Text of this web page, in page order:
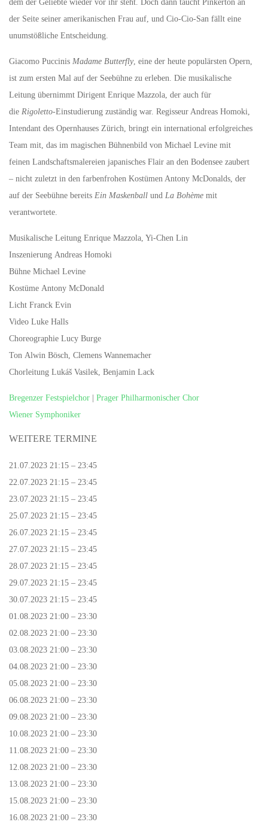
dem der Geliebte wieder vor ihr steht. Doch dann taucht Pinkerton an
der Seite seiner amerikanischen Frau auf, und Cio-Cio-San fällt eine
unumstößliche Entscheidung.
Giacomo Puccinis Madame Butterfly, eine der heute populärsten Opern,
ist zum ersten Mal auf der Seebühne zu erleben. Die musikalische
Leitung übernimmt Dirigent Enrique Mazzola, der auch für
die Rigoletto-Einstudierung zuständig war. Regisseur Andreas Homoki,
Intendant des Opernhauses Zürich, bringt ein international erfolgreiches
Team mit, das im magischen Bühnenbild von Michael Levine mit
feinen Landschaftsmalereien japanisches Flair an den Bodensee zaubert
– nicht zuletzt in den farbenfrohen Kostümen Antony McDonalds, der
auf der Seebühne bereits Ein Maskenball und La Bohème mit
verantwortete.
Musikalische Leitung Enrique Mazzola, Yi-Chen Lin
Inszenierung Andreas Homoki
Bühne Michael Levine
Kostüme Antony McDonald
Licht Franck Evin
Video Luke Halls
Choreographie Lucy Burge
Ton Alwin Bösch, Clemens Wannemacher
Chorleitung Lukáš Vasilek, Benjamin Lack
Bregenzer Festspielchor
Prager Philharmonischer Chor
Wiener Symphoniker
WEITERE TERMINE
21.07.2023 21:15 – 23:45
22.07.2023 21:15 – 23:45
23.07.2023 21:15 – 23:45
25.07.2023 21:15 – 23:45
26.07.2023 21:15 – 23:45
27.07.2023 21:15 – 23:45
28.07.2023 21:15 – 23:45
29.07.2023 21:15 – 23:45
30.07.2023 21:15 – 23:45
01.08.2023 21:00 – 23:30
02.08.2023 21:00 – 23:30
03.08.2023 21:00 – 23:30
04.08.2023 21:00 – 23:30
05.08.2023 21:00 – 23:30
06.08.2023 21:00 – 23:30
09.08.2023 21:00 – 23:30
10.08.2023 21:00 – 23:30
11.08.2023 21:00 – 23:30
12.08.2023 21:00 – 23:30
13.08.2023 21:00 – 23:30
15.08.2023 21:00 – 23:30
16.08.2023 21:00 – 23:30